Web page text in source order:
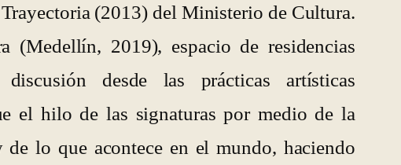
(2013) del Ministerio de Cultura.
(Medellín, 2019), espacio de residencias
desde las prácticas artísticas
el hilo de las signaturas por medio de la
lo que acontece en el mundo, haciendo